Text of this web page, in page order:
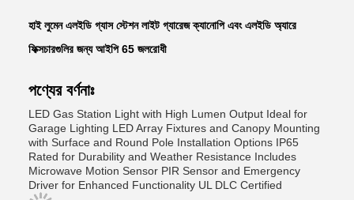
হাই লুমেন এলইডি গ্যাস স্টেশন লাইট গ্যারেজ ক্যানোপি এবং এলইডি অ্যারে
ফিক্সচারগুলির জন্য আইপি 65 জলরোধী
পণ্যের বর্ণনাঃ
LED Gas Station Light with High Lumen Output Ideal for
Garage Lighting LED Array Fixtures and Canopy Mounting
with Surface and Round Pole Installation Options IP65
Rated for Durability and Weather Resistance Includes
Microwave Motion Sensor PIR Sensor and Emergency
Driver for Enhanced Functionality UL DLC Certified